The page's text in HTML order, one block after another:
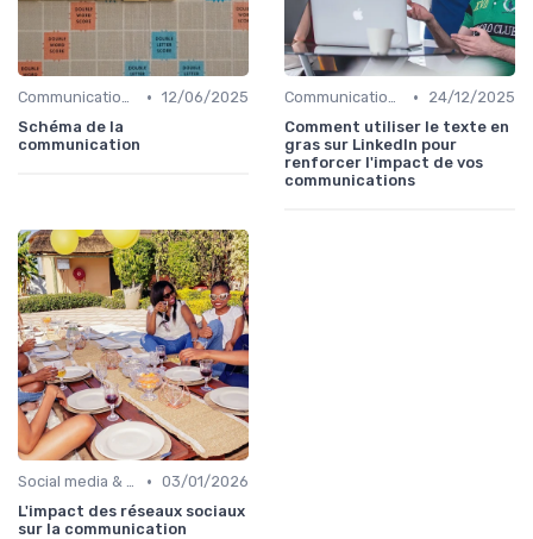
Communication digitale & omnicanale • 12/06/2025
Schéma de la
communication
Communication digitale & omnicanale •
24/12/2025
Comment utiliser le texte en
gras sur LinkedIn pour
renforcer l'impact de vos
communications
Social media & e-réputation • 03/01/2026
L'impact des réseaux sociaux
sur la communication